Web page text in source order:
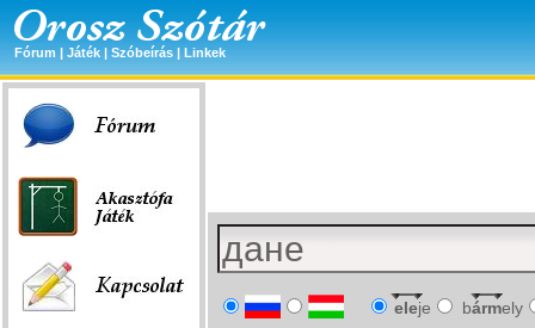
Fórum | Játék | Szóbeírás | Linkek
eleje bármely